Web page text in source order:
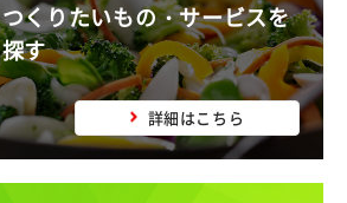
つくりたいもの・サービスを
探す
詳細はこちら